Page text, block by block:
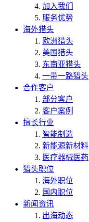
加入我们
服务优势
海外猎头
欧洲猎头
美国猎头
东南亚猎头
一带一路猎头
合作客户
部分客户
客户案例
擅长行业
智能制造
新能源新材料
医疗器械医药
猎头职位
海外职位
国内职位
新闻资讯
出海动态